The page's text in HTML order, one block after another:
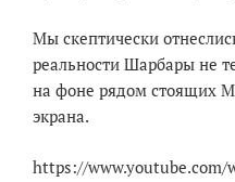
Мы скептически
реальности Шарбары не
на фоне рядом стоящих
экрана.
https://www.youtube.com/